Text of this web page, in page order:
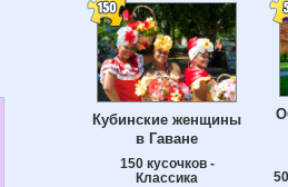
Кубинские женщины
в Гаване
150 кусочков -
Классика